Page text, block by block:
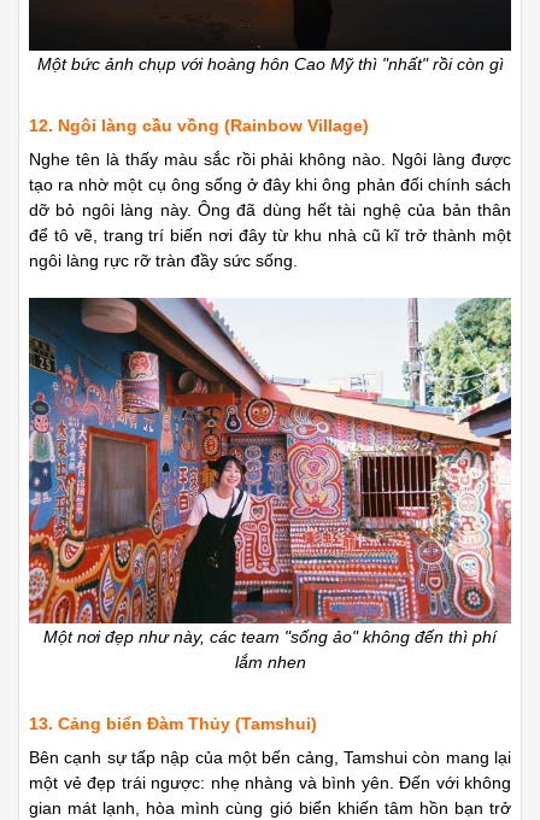
Một bức ảnh chụp với hoàng hôn Cao Mỹ thì "nhất" rồi còn gì
12. Ngôi làng cầu vồng (Rainbow Village)
Nghe tên là thấy màu sắc rồi phải không nào. Ngôi làng được
tạo ra nhờ một cụ ông sống ở đây khi ông phản đối chính sách
dỡ bỏ ngôi làng này. Ông đã dùng hết tài nghệ của bản thân
để tô vẽ, trang trí biến nơi đây từ khu nhà cũ kĩ trở thành một
ngôi làng rực rỡ tràn đầy sức sống.
Một nơi đẹp như này, các team "sống ảo" không đến thì phí
lắm nhen
13. Cảng biển Đàm Thủy (Tamshui)
Bên cạnh sự tấp nập của một bến cảng, Tamshui còn mang lại
một vẻ đẹp trái ngược: nhẹ nhàng và bình yên. Đến với không
gian mát lạnh, hòa mình cùng gió biển khiến tâm hồn bạn trở